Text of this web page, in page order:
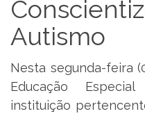
Autismo
Nesta segunda-feira
Educação
instituição